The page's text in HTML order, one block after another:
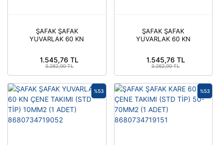
ŞAFAK ŞAFAK
YUVARLAK 60 KN
8680734719106
1.545,76 TL
3.262,00 TL
ŞAFAK ŞAFAK
YUVARLAK 60 KN
8680734719076
1.545,76 TL
3.262,00 TL
%53 %53